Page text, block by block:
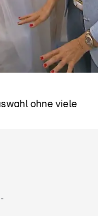
ohne viele
-